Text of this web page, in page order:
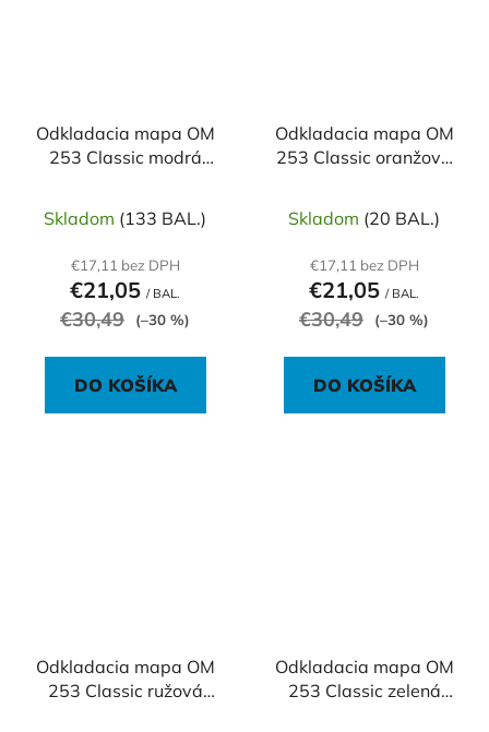
Odkladacia mapa OM
253 Classic modrá
Skladom (133 BAL.)
€17,11 bez DPH
€21,05 / BAL.
€30,49 (–30 %)
DO KOŠÍKA
Odkladacia mapa OM
253 Classic oranžová
Skladom (20 BAL.)
€17,11 bez DPH
€21,05 / BAL.
€30,49 (–30 %)
DO KOŠÍKA
Odkladacia mapa OM
253 Classic ružová
Odkladacia mapa OM
253 Classic zelená